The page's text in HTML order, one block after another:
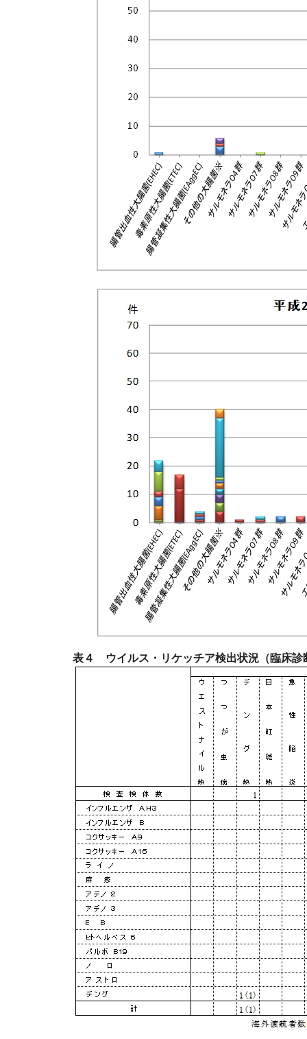
表４ ウイルス・リケッチア検出状況（臨床